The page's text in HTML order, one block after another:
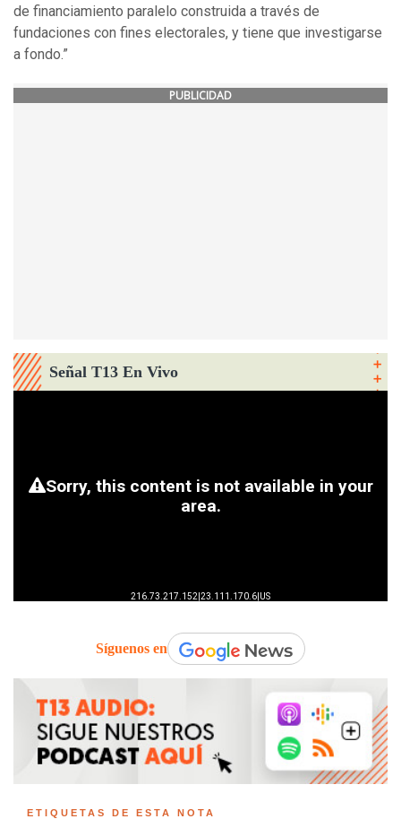
de financiamiento paralelo construida a través de
fundaciones con fines electorales, y tiene que investigarse
a fondo.”
PUBLICIDAD
Señal T13 En Vivo
Síguenos en
ETIQUETAS DE ESTA NOTA